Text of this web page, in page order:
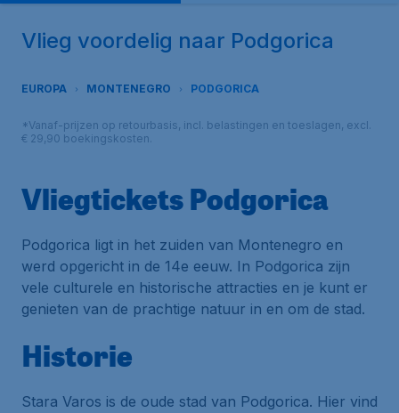
Vlieg voordelig naar Podgorica
EUROPA MONTENEGRO PODGORICA
*Vanaf-prijzen op retourbasis, incl. belastingen en toeslagen, excl.
€ 29,90 boekingskosten.
Vliegtickets Podgorica
Podgorica ligt in het zuiden van Montenegro en
werd opgericht in de 14e eeuw. In Podgorica zijn
vele culturele en historische attracties en je kunt er
genieten van de prachtige natuur in en om de stad.
Historie
Stara Varos is de oude stad van Podgorica. Hier vind